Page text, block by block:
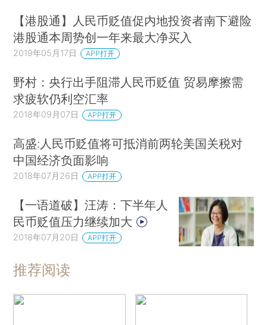
【港股通】人民币贬值促内地投资者南下避险
港股通本周势创一年来最大净买入
2019年05月17日 APP打开
野村：央行出手阻滞人民币贬值 贸易摩擦需
求疲软仍利空汇率
2018年09月07日 APP打开
高盛:人民币贬值将可抵消前两轮美国关税对
中国经济负面影响
2018年07月26日 APP打开
【一语道破】汪涛：下半年人
民币贬值压力继续加大
2018年07月20日 APP打开
推荐阅读